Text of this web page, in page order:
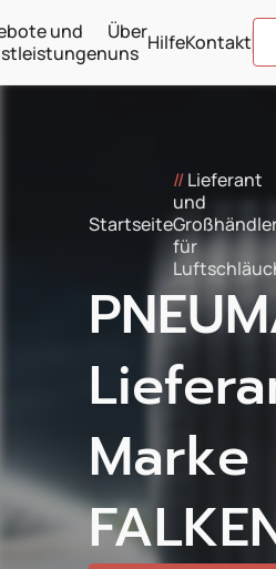
und
Über
uns HilfeKontakt
Startseite
//Lieferant
und
für
Marke